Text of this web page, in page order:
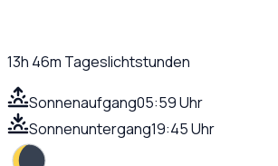
13h 46m Tageslichtstunden
Sonnenaufgang05:59 Uhr
Sonnenuntergang19:45 Uhr